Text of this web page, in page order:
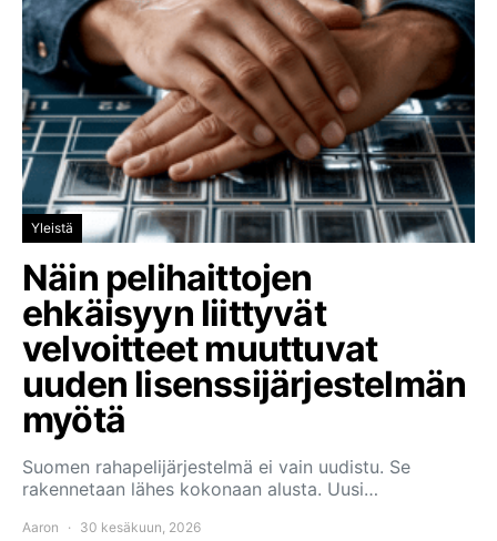
Yleistä
Näin pelihaittojen
ehkäisyyn liittyvät
velvoitteet muuttuvat
uuden lisenssijärjestelmän
myötä
Suomen rahapelijärjestelmä ei vain uudistu. Se
rakennetaan lähes kokonaan alusta. Uusi…
Aaron 30 kesäkuun, 2026